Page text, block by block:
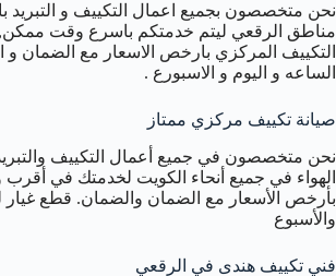
نحن متخصصون بجميع اعمال التكييف و
مناطق الرقعي ليتم خدمتكم باسرع وقت
التكييف المركزي بارخص الاسعار مع الضمان و
الساعه و اليوم و الاسبورع .
صيانة تكييف مركزي ممتاز
الهواء في جميع أنحاء الكويت لخدمتك في
بأرخص الأسعار مع الضمان والضمان. قطع غيار
والأسبوع
فني تكييف هندى في الرقعي